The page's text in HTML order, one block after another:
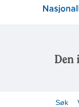
Den
Søk